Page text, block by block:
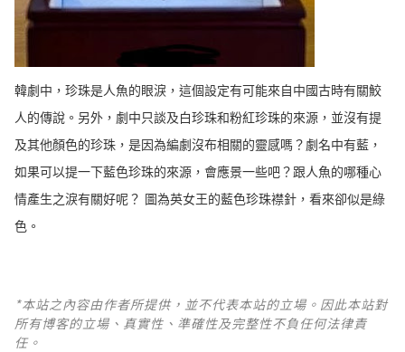
韓劇中，珍珠是人魚的眼淚，這個設定有可能來自中國古時有關鮫
人的傳說。另外，劇中只談及白珍珠和粉紅珍珠的來源，並沒有提
及其他顏色的珍珠，是因為編劇沒布相關的靈感嗎？劇名中有藍，
如果可以提一下藍色珍珠的來源，會應景一些吧？跟人魚的哪種心
情產生之淚有關好呢？ ​​​圖為英女王的藍色珍珠襟針，看來卻似是綠
色。
*本站之內容由作者所提供，並不代表本站的立場。因此本站對
所有博客的立場、真實性、準確性及完整性不負任何法律責
任。